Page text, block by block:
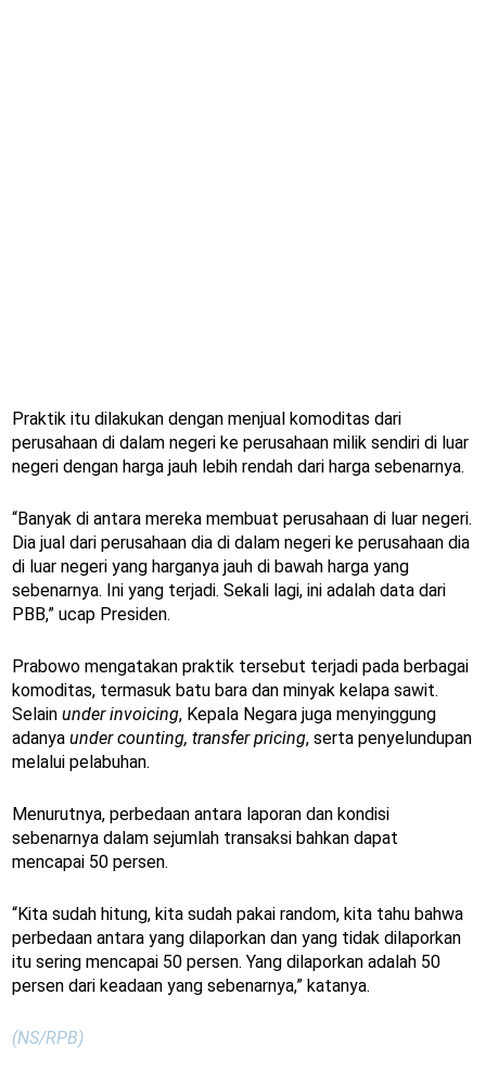
Praktik itu dilakukan dengan menjual komoditas dari
perusahaan di dalam negeri ke perusahaan milik sendiri di luar
negeri dengan harga jauh lebih rendah dari harga sebenarnya.
“Banyak di antara mereka membuat perusahaan di luar negeri.
Dia jual dari perusahaan dia di dalam negeri ke perusahaan dia
di luar negeri yang harganya jauh di bawah harga yang
sebenarnya. Ini yang terjadi. Sekali lagi, ini adalah data dari
PBB,” ucap Presiden.
Prabowo mengatakan praktik tersebut terjadi pada berbagai
komoditas, termasuk batu bara dan minyak kelapa sawit.
Selain under invoicing, Kepala Negara juga menyinggung
adanya under counting, transfer pricing, serta penyelundupan
melalui pelabuhan.
Menurutnya, perbedaan antara laporan dan kondisi
sebenarnya dalam sejumlah transaksi bahkan dapat
mencapai 50 persen.
“Kita sudah hitung, kita sudah pakai random, kita tahu bahwa
perbedaan antara yang dilaporkan dan yang tidak dilaporkan
itu sering mencapai 50 persen. Yang dilaporkan adalah 50
persen dari keadaan yang sebenarnya,” katanya.
(NS/RPB)